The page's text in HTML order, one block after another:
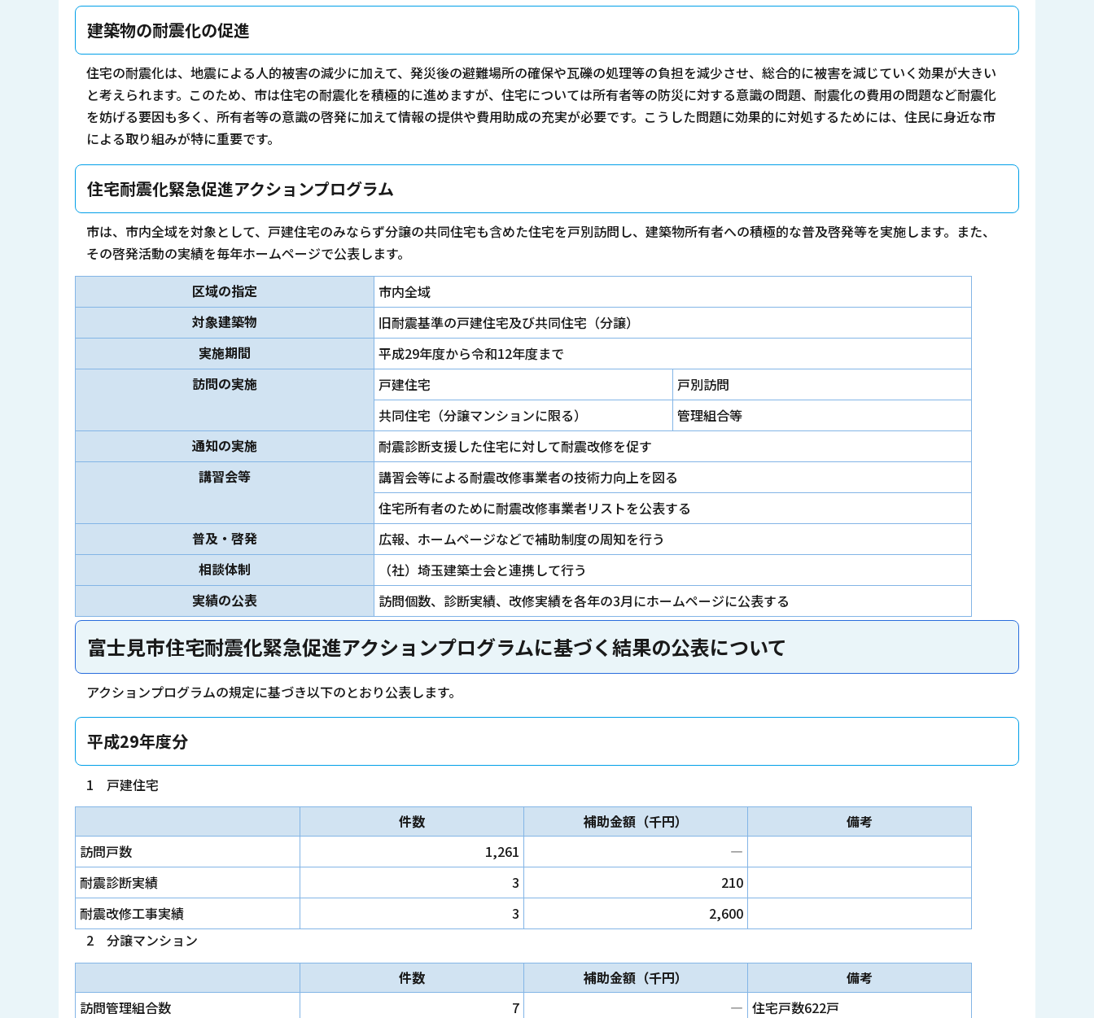
建築物の耐震化の促進
住宅の耐震化は、地震による人的被害の減少に加えて、発災後の避難場所の確保や瓦礫の処理等の負担を減少させ、総合的に被害を減じていく効果が大きい
と考えられます。このため、市は住宅の耐震化を積極的に進めますが、住宅については所有者等の防災に対する意識の問題、耐震化の費用の問題など耐震化
を妨げる要因も多く、所有者等の意識の啓発に加えて情報の提供や費用助成の充実が必要です。こうした問題に効果的に対処するためには、住民に身近な市
による取り組みが特に重要です。
住宅耐震化緊急促進アクションプログラム
市は、市内全域を対象として、戸建住宅のみならず分譲の共同住宅も含めた住宅を戸別訪問し、建築物所有者への積極的な普及啓発等を実施します。また、
その啓発活動の実績を毎年ホームページで公表します。
区域の指定
市内全域
対象建築物
旧耐震基準の戸建住宅及び共同住宅（分譲）
実施期間
平成29年度から令和12年度まで
訪問の実施
戸建住宅
戸別訪問
共同住宅（分譲マンションに限る）
管理組合等
通知の実施
耐震診断支援した住宅に対して耐震改修を促す
講習会等
講習会等による耐震改修事業者の技術力向上を図る
住宅所有者のために耐震改修事業者リストを公表する
普及・啓発
広報、ホームページなどで補助制度の周知を行う
相談体制
（社）埼玉建築士会と連携して行う
実績の公表
訪問個数、診断実績、改修実績を各年の3月にホームページに公表する
富士見市住宅耐震化緊急促進アクションプログラムに基づく結果の公表について
アクションプログラムの規定に基づき以下のとおり公表します。
平成29年度分
1 戸建住宅
件数
補助金額（千円）
備考
訪問戸数
1,261
―
耐震診断実績
3
210
耐震改修工事実績
3
2,600
2 分譲マンション
件数
補助金額（千円）
備考
訪問管理組合数
7 ― 住宅戸数622戸